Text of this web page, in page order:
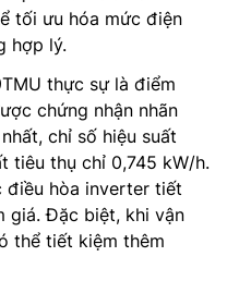
tối ưu hóa mức điện
hợp lý.
thực sự là điểm
chứng nhận nhãn
chỉ số hiệu suất
tiêu thụ chỉ 0,745 kW/h.
hòa inverter tiết
giá. Đặc biệt, khi vận
thể tiết kiệm thêm